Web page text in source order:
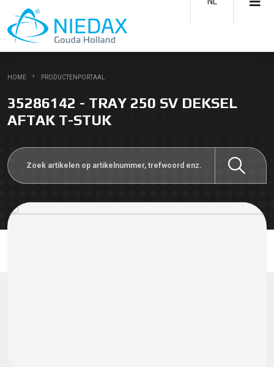
HOME PRODUCTENPORTAAL
35286142 - TRAY 250 SV DEKSEL
AFTAK T-STUK